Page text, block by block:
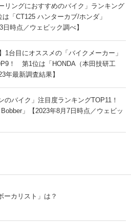
リングにおすすめのバイク」ランキング
「CT125 ハンターカブ/ホンダ」
日時点／ウェビック調べ】
1台目にオススメの「バイクメーカー」
！ 第1位は「HONDA（本田技研工
年最新調査結果】
のバイク」注目度ランキングTOP11！
」【2023年8月7日時点／ウェビッ
ーカリスト」は？